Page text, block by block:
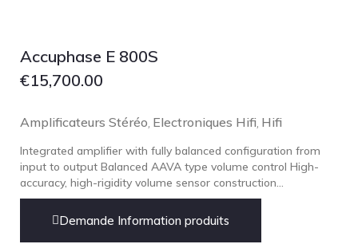
Accuphase E 800S
€15,700.00
Amplificateurs Stéréo Electroniques Hifi Hifi
Integrated amplifier with fully balanced configuration from
input to output Balanced AAVA type volume control High-
accuracy, high-rigidity volume sensor construction...
Demande Information produits